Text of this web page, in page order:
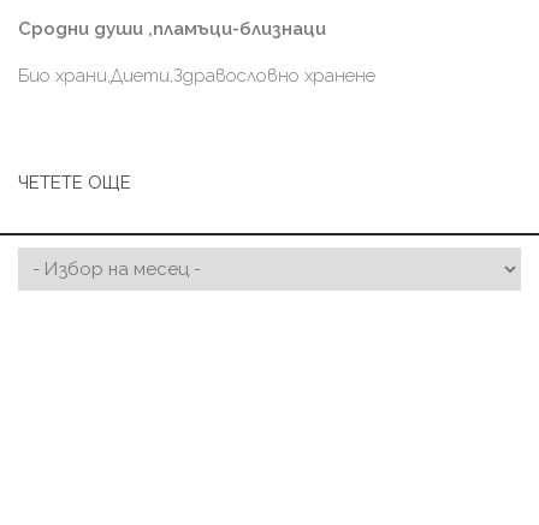
Сродни души ,пламъци-близнаци
Био храни,Диети,Здравословно хранене
ЧЕТЕТЕ ОЩЕ